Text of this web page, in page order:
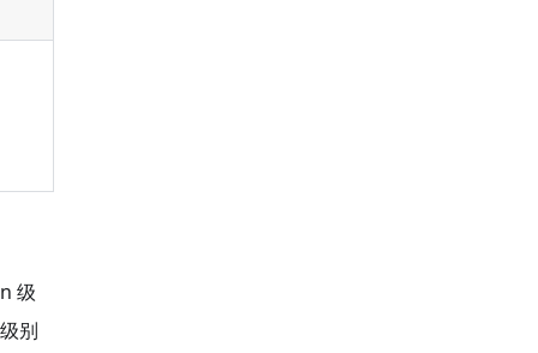
级
别